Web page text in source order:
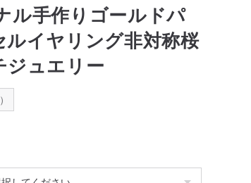
ル手作りゴールドパ
イヤリング非対称桜
ジュエリー